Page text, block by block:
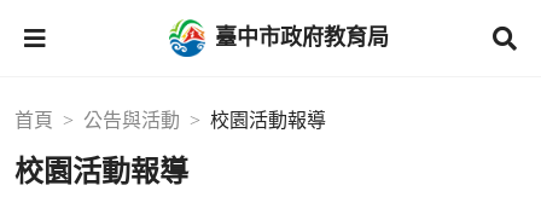
臺中市政府教育局
首頁 公告與活動 校園活動報導
校園活動報導